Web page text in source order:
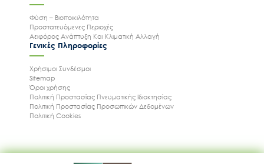
Φύση – Βιοποικιλότητα
Προστατευόμενες Περιοχές
Αειφόρος Ανάπτυξη Και Κλιματική Αλλαγή
Γενικές Πληροφορίες
Χρήσιμοι Συνδέσμοι
Sitemap
Όροι χρήσης
Πολιτική Προστασίας Πνευματικής Ιδιοκτησίας
Πολιτική Προστασίας Προσωπικών Δεδομένων
Πολιτική Cookies